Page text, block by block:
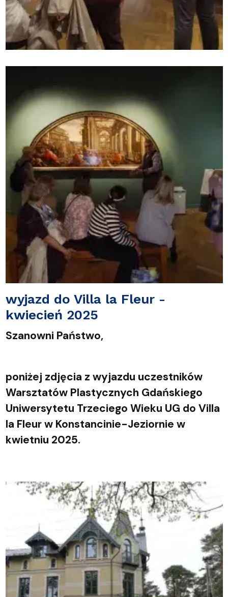
wyjazd do Villa la Fleur -
kwiecień 2025
Szanowni Państwo,
poniżej zdjęcia z wyjazdu uczestników
Warsztatów Plastycznych Gdańskiego
Uniwersytetu Trzeciego Wieku UG do Villa
la Fleur w Konstancinie-Jeziornie w
kwietniu 2025.